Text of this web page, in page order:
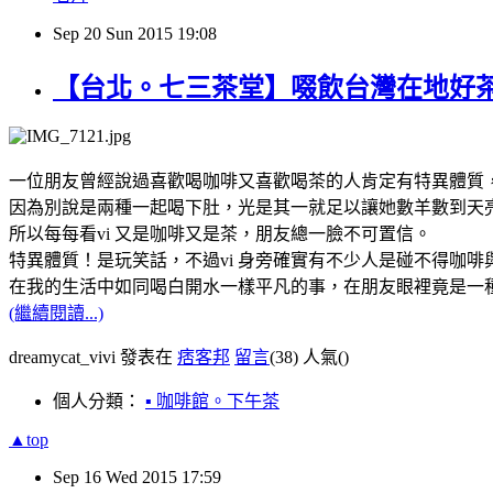
Sep 20 Sun 2015 19:08
【台北。七三茶堂】啜飲台灣在地好
一位朋友曾經說過喜歡喝咖啡又喜歡喝茶的人肯定有特異體質
因為別說是兩種一起喝下肚，光是其一就足以讓她數羊數到天
所以每每看vi 又是咖啡又是茶，朋友總一臉不可置信。
特異體質！是玩笑話，不過vi 身旁確實有不少人是碰不得咖啡
在我的生活中如同喝白開水一樣平凡的事，在朋友眼裡竟是一
(繼續閱讀...)
dreamycat_vivi 發表在 痞客邦 留言(38) 人氣()
個人分類： ▪ 咖啡館。下午茶
▲top
Sep 16 Wed 2015 17:59